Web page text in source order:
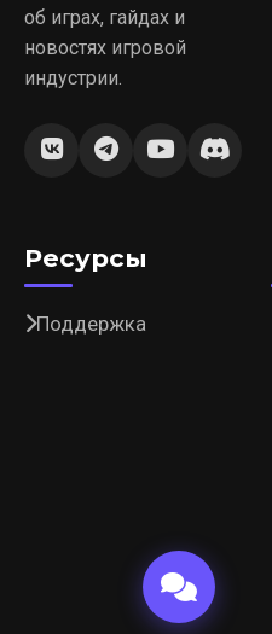
об играх, гайдах и
новостях игровой
индустрии.
Ресурсы
Поддержка